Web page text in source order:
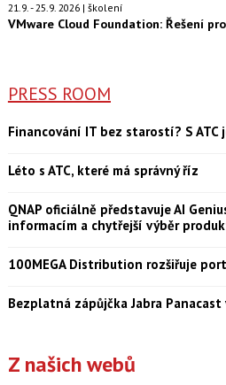
21.9. - 25.9. 2026 | školení
VMware Cloud Foundation: Řešení
PRESS ROOM
Financování IT bez starostí? S
Léto s ATC, které má správný říz
QNAP oficiálně představuje AI
informacím a chytřejší výběr
100MEGA Distribution rozšiřuje
Bezplatná zápůjčka Jabra Panacast
Z našich webů